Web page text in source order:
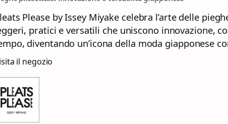
Please by Issey Miyake celebra l’arte delle
pratici e versatili che uniscono innovazione,
diventando un’icona della moda giapponese
il negozio